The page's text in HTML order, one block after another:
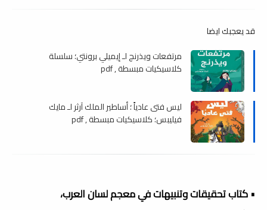
قد يعجبك ايضا
مرتفعات ويذرنج لـ إيميلي برونتي؛ سلسلة
كلاسيكيات مبسطة , pdf
ليس فتى عادياً ؛ أساطير الملك آرثر لـ مايك
فيليبس؛ كلاسيكيات مبسطة , pdf
• كتاب تحقيقات وتنبيهات في معجم لسان العرب،